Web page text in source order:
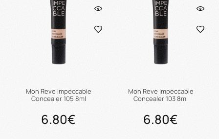
Mon Reve Impeccable
Concealer 105 8ml
6.80€
Mon Reve Impeccable
Concealer 103 8ml
6.80€